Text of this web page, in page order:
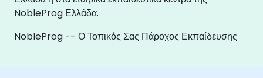
NobleProg Ελλάδα.
NobleProg -- Ο Τοπικός Σας Πάροχος Εκπαίδευσης